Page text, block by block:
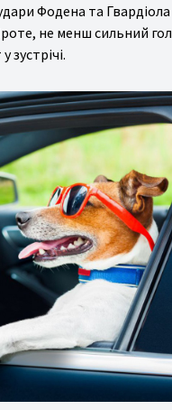
Фодена та Гвардіола
не менш сильний
зустрічі.